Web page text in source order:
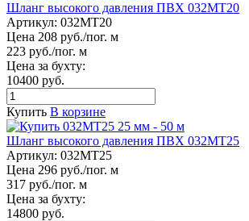
Шланг высокого давления ПВХ 032МТ20
Артикул: 032МТ20
Цена 208 руб./пог. м
223 руб./пог. м
Цена за бухту:
10400 руб.
Купить В корзине
Шланг высокого давления ПВХ 032МТ25
Артикул: 032МТ25
Цена 296 руб./пог. м
317 руб./пог. м
Цена за бухту:
14800 руб.